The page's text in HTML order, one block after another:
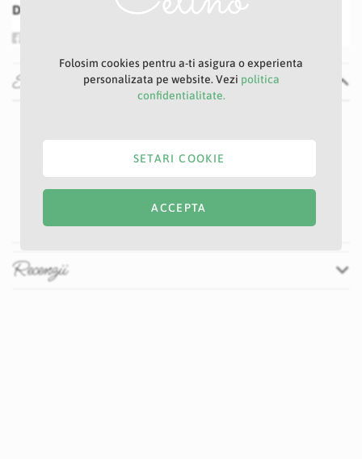
Distribuie
Specificatii
E47S
Recenzii
Folosim cookies pentru a-ti asigura o experienta
personalizata pe website. Vezi politica
confidentialitate.
ACCEPTA
SETARI COOKIE